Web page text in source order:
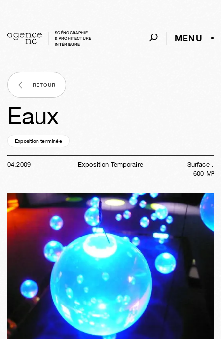
SCÉNOGRAPHIE
& ARCHITECTURE
INTÈRIEURE
MENU
RETOUR
Eaux
Exposition terminée
04.2009 Exposition Temporaire
Surface :
600 M²